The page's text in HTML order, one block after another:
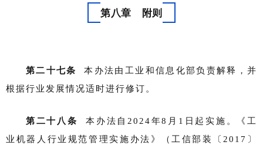
第八章 附则
第二十七条
本办法由工业和信息化部负责解释，并
根据行业发展情况适时进行修订。
第二十八条
本办法自2024年8月1日起实施。《工
业机器人行业规范管理实施办法》（工信部装〔2017〕